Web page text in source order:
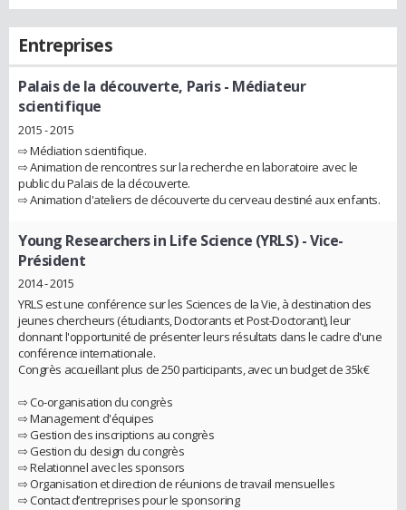
Entreprises
Palais de la découverte, Paris- Médiateur
scientifique
2015 - 2015
⇨ Médiation scientifique.
⇨ Animation de rencontres sur la recherche en laboratoire avec le
public du Palais de la découverte.
⇨ Animation d'ateliers de découverte du cerveau destiné aux enfants.
Young Researchers in Life Science (YRLS)- Vice-
Président
2014 - 2015
YRLS est une conférence sur les Sciences de la Vie, à destination des
jeunes chercheurs (étudiants, Doctorants et Post-Doctorant), leur
donnant l'opportunité de présenter leurs résultats dans le cadre d'une
conférence internationale.
Congrès accueillant plus de 250 participants, avec un budget de 35k€
⇨ Co-organisation du congrès
⇨ Management d'équipes
⇨ Gestion des inscriptions au congrès
⇨ Gestion du design du congrès
⇨ Relationnel avec les sponsors
⇨ Organisation et direction de réunions de travail mensuelles
⇨ Contact d’entreprises pour le sponsoring